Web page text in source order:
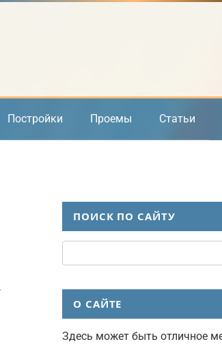
Постройки Проемы Статьи
ПОИСК ПО САЙТУ
О САЙТЕ
Здесь может быть отличное